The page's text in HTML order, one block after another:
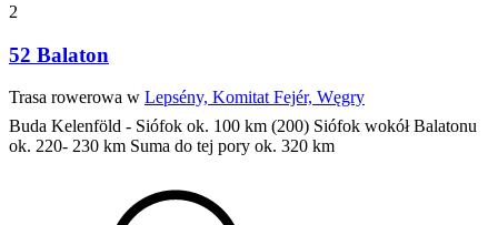
2
52 Balaton
Trasa rowerowa w Lepsény, Komitat Fejér, Węgry
Buda Kelenföld - Siófok ok. 100 km (200) Siófok wokół Balatonu
ok. 220- 230 km Suma do tej pory ok. 320 km